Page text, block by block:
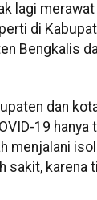
lagi
di
Bengkalis
dan
19 hanya
menjalani
sakit, karena